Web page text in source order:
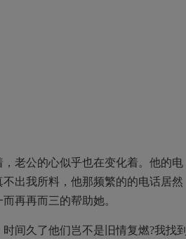
老公的心似乎也在变化着。他的电
出我所料，他那频繁的的电话居然
再再而三的帮助她。
间久了他们岂不是旧情复燃?我找到